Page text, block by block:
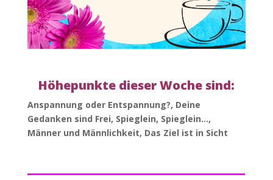
Höhepunkte dieser Woche sind:
Anspannung oder Entspannung?, Deine
Gedanken sind Frei, Spieglein, Spieglein…,
Männer und Männlichkeit, Das Ziel ist in Sicht